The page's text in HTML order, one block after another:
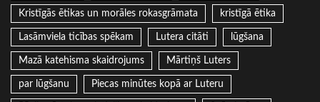
Kristīgās ētikas un morāles rokasgrāmata kristīgā ētika
Lasāmviela ticības spēkam Lutera citāti lūgšana
Mazā katehisma skaidrojums Mārtiņš Luters
par lūgšanu Piecas minūtes kopā ar Luteru